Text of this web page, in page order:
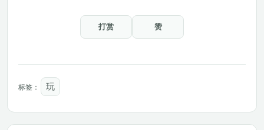
打赏 赞
标签： 玩